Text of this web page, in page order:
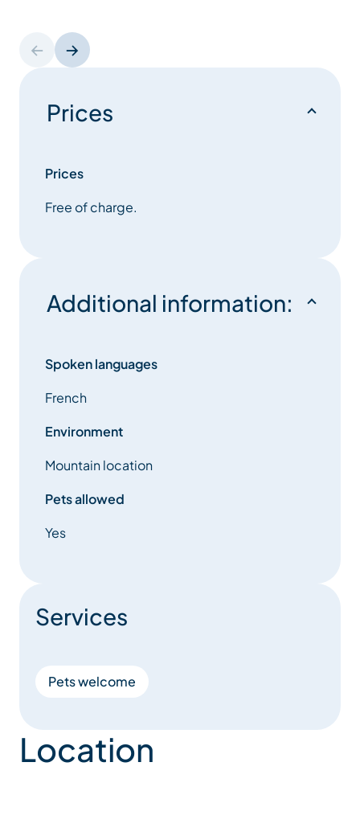
Prices
Prices
Free of charge.
Additional information:
Spoken languages
French
Environment
Mountain location
Pets allowed
Yes
Services
Pets welcome
Location